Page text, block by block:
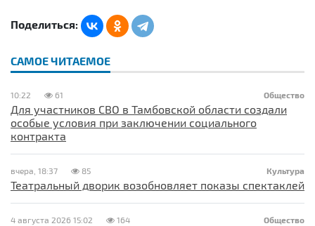
Поделиться:
САМОЕ ЧИТАЕМОЕ
Общество
10:22 61
Для участников СВО в Тамбовской области создали
особые условия при заключении социального
контракта
Культура
вчера, 18:37 85
Театральный дворик возобновляет показы спектаклей
Общество
4 августа 2026 15:02 164